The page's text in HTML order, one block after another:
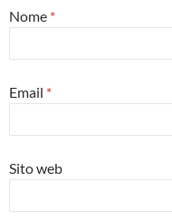
Nome *
Email *
Sito web